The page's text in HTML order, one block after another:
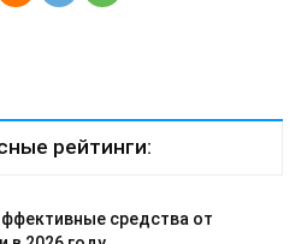
рейтинги:
средства от